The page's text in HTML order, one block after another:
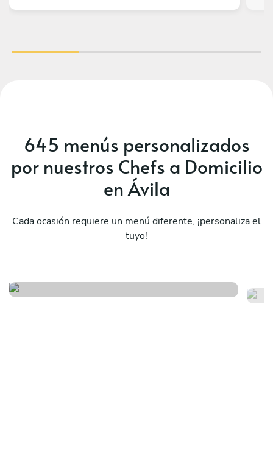
645 menús personalizados
por nuestros Chefs a Domicilio
en Ávila
Cada ocasión requiere un menú diferente, ¡personaliza el
tuyo!